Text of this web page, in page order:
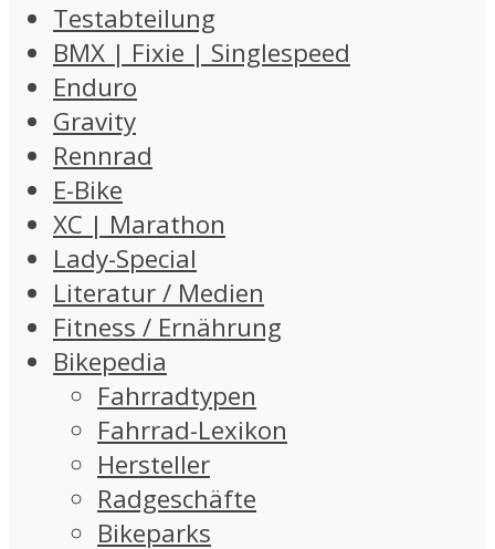
Testabteilung
BMX | Fixie | Singlespeed
Enduro
Gravity
Rennrad
E-Bike
XC | Marathon
Lady-Special
Literatur / Medien
Fitness / Ernährung
Bikepedia
Fahrradtypen
Fahrrad-Lexikon
Hersteller
Radgeschäfte
Bikeparks